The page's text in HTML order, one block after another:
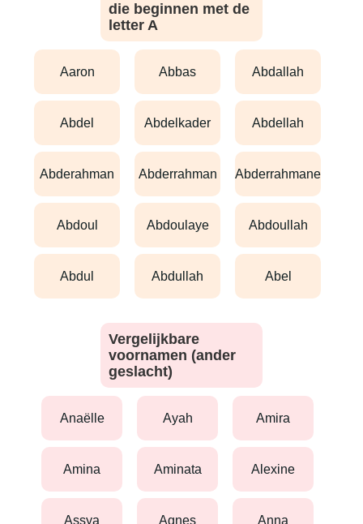
die beginnen met de
letter A
aaron abbas abdallah
abdel abdelkader abdellah
abderahman abderrahman abderrahmane
abdoul abdoulaye abdoullah
abdul abdullah abel
Vergelijkbare
voornamen (ander
geslacht)
anaëlle ayah amira
amina aminata alexine
assya agnes anna